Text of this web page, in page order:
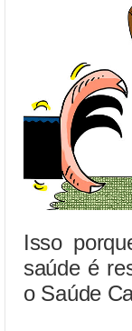
Isso
saúde é
o Saúde